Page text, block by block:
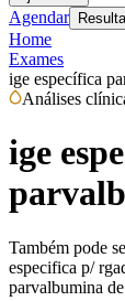
Agendar
Home
Exames
ige específica
Análises
ige
Também pode
especifica p/
parvalbumina